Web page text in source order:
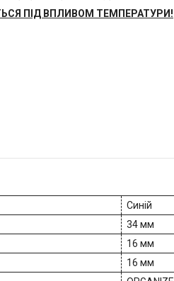
ПІД ВПЛИВОМ ТЕМПЕРАТУРИ!
Синій
34 мм
16 мм
16 мм